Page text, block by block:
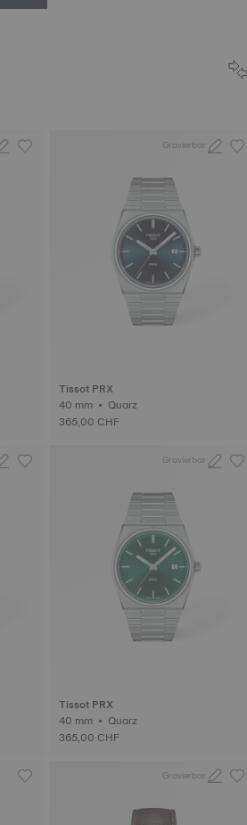
Gravierbar
Tissot PRX
40 mm • Quarz
365,00 CHF
Gravierbar
Tissot PRX
40 mm • Quarz
365,00 CHF
Gravierbar